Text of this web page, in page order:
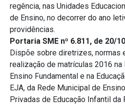
regência, nas Unidades
de Ensino, no decorrer do ano
providências.
Portaria SME nº 6.811, de 20/
Dispõe sobre diretrizes, normas
realização de matrículas 2016 na
Ensino Fundamental e na
EJA, da Rede Municipal de
Privadas de Educação Infantil da